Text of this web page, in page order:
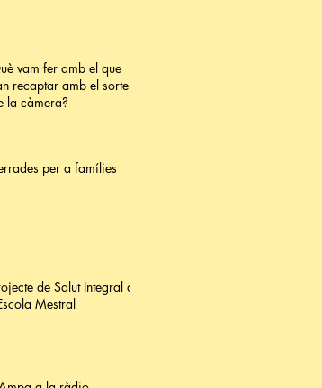
vam fer amb el que
recaptar amb el sorteig
la càmera?
per a famílies
de Salut Integral a
Mestral